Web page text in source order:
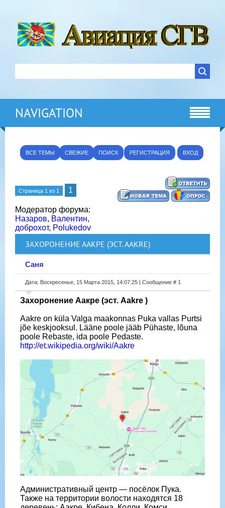
NAVIGATION
ВСЕ ТЕМЫ СВЕЖИЕ ПОИСК РЕГИСТРАЦИЯ ВХОД
Страница 1 из 1 1
Модератор форума:
Назаров, Валентин,
доброхот, Polukedov
ЗАХОРОНЕНИЕ ААКРЕ (ЭСТ. AAKRE)
Саня
Дата: Воскресенье, 15 Марта 2015, 14:07:25 | Сообщение # 1
Захоронение Аакре (эст. Aakre )
Aakre on küla Valga maakonnas Puka vallas Purtsi
jõe keskjooksul. Lääne poole jääb Pühaste, lõuna
poole Rebaste, ida poole Pedaste.
http://et.wikipedia.org/wiki/Aakre
Административный центр — посёлок Пука.
Также на территории волости находятся 18